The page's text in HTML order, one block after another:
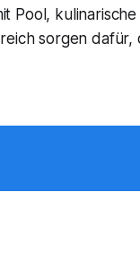
Pool,
sorgen dafür,